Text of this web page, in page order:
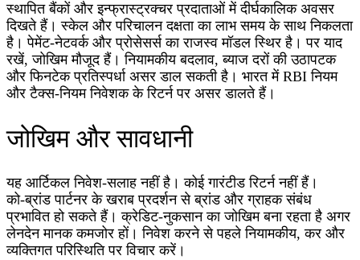
स्थापित बैंकों और इन्फ्रास्ट्रक्चर प्रदाताओं में दीर्घकालिक अवसर
दिखते हैं। स्केल और परिचालन दक्षता का लाभ समय के साथ निकलता
है। पेमेंट‑नेटवर्क और प्रोसेसर्स का राजस्व मॉडल स्थिर है। पर याद
रखें, जोखिम मौजूद हैं। नियामकीय बदलाव, ब्याज दरों की उठापटक
और फिनटेक प्रतिस्पर्धा असर डाल सकती है। भारत में RBI नियम
और टैक्स‑नियम निवेशक के रिटर्न पर असर डालते हैं।
जोखिम और सावधानी
यह आर्टिकल निवेश‑सलाह नहीं है। कोई गारंटीड रिटर्न नहीं हैं।
को‑ब्रांड पार्टनर के खराब प्रदर्शन से ब्रांड और ग्राहक संबंध
प्रभावित हो सकते हैं। क्रेडिट‑नुकसान का जोखिम बना रहता है अगर
लेनदेन मानक कमजोर हों। निवेश करने से पहले नियामकीय, कर और
व्यक्तिगत परिस्थिति पर विचार करें।